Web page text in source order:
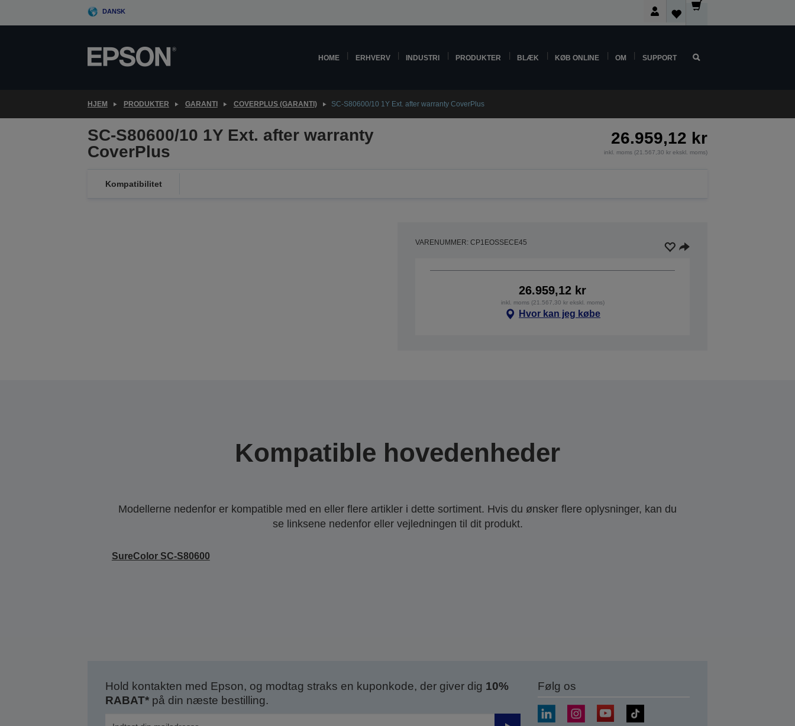
DANSK
HOME ERHVERV INDUSTRI PRODUKTER BLÆK KØB ONLINE OM SUPPORT
HJEM PRODUKTER GARANTI COVERPLUS (GARANTI) SC-S80600/10 1Y Ext. after warranty CoverPlus
SC-S80600/10 1Y Ext. after warranty
CoverPlus
26.959,12 kr
inkl. moms (21.567,30 kr ekskl. moms)
Kompatibilitet
VARENUMMER: CP1EOSSECE45
26.959,12 kr
inkl. moms (21.567,30 kr ekskl. moms)
Hvor kan jeg købe
Kompatible hovedenheder
Modellerne nedenfor er kompatible med en eller flere artikler i dette sortiment. Hvis du ønsker flere oplysninger, kan du
se linksene nedenfor eller vejledningen til dit produkt.
SureColor SC-S80600
Hold kontakten med Epson, og modtag straks en kuponkode, der giver dig 10%
RABAT*på din næste bestilling.
Følg os